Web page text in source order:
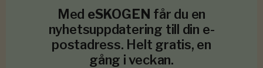
Med eSKOGEN får du en
nyhetsuppdatering till din e-
postadress. Helt gratis, en
gång i veckan.